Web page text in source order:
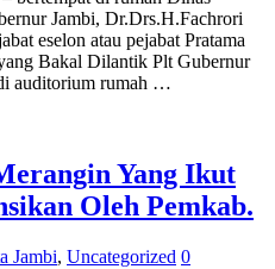
Jambi, Dr.Drs.H.Fachrori
eselon atau pejabat Pratama
Bakal Dilantik Plt Gubernur
auditorium rumah …
Yang Ikut
Oleh Pemkab.
Jambi, Uncategorized 0